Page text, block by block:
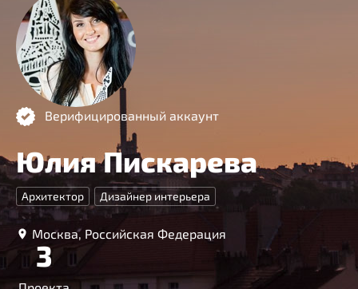
Верифицированный аккаунт
Юлия Пискарева
Архитектор Дизайнер интерьера
Москва, Российская Федерация
3